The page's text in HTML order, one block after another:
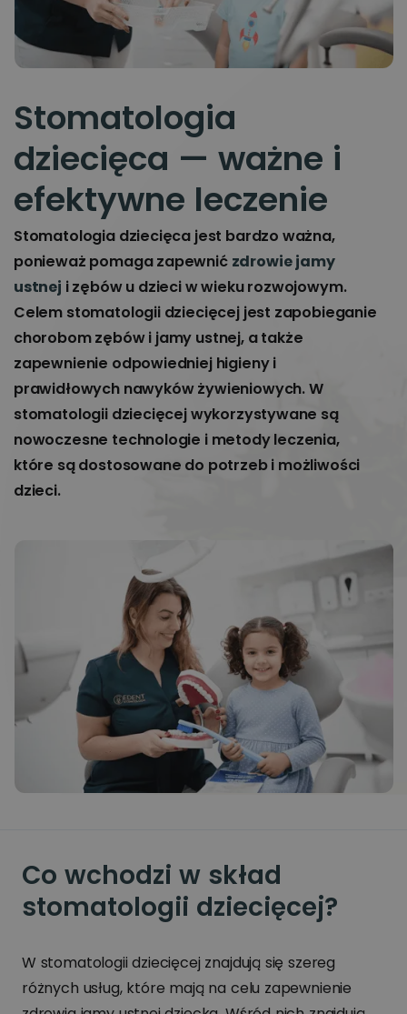
Stomatologia
dziecięca — ważne i
efektywne leczenie
Stomatologia dziecięca jest bardzo ważna,
ponieważ pomaga zapewnić zdrowie jamy
ustnej i zębów u dzieci w wieku rozwojowym.
Celem stomatologii dziecięcej jest zapobieganie
chorobom zębów i jamy ustnej, a także
zapewnienie odpowiedniej higieny i
prawidłowych nawyków żywieniowych. W
stomatologii dziecięcej wykorzystywane są
nowoczesne technologie i metody leczenia,
które są dostosowane do potrzeb i możliwości
dzieci.
Co wchodzi w skład
stomatologii dziecięcej?
W stomatologii dziecięcej znajdują się szereg
różnych usług, które mają na celu zapewnienie